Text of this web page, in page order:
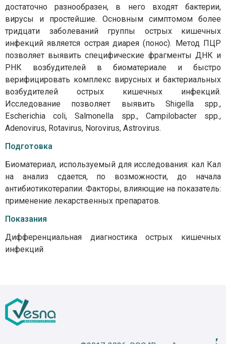
достаточно разнообразен, в него входят бактерии,
вирусы и простейшие. Основным симптомом более
тридцати заболеваний группы острых кишечных
инфекций является острая диарея (понос). Метод ПЦР
позволяет выявить специфические фрагменты ДНК и
РНК возбудителей в биоматериале и быстро
верифицировать комплекс вирусных и бактериальных
возбудителей острых кишечных инфекций.
Исследование позволяет выявить Shigella spp.,
Escherichia coli, Salmonella spp., Campilobacter spp.,
Adenovirus, Rotavirus, Norovirus, Astrovirus.
Подготовка
Биоматериал, используемый для исследования: кал Кал
на анализ сдается, по возможности, до начала
антибиотикотерапии. Факторы, влияющие на показатель:
применение лекарственных препаратов.
Показания
Дифференциальная диагностика острых кишечных
инфекций